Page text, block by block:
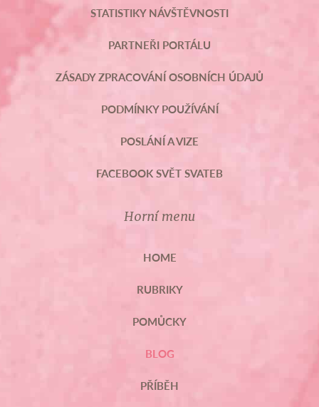
STATISTIKY NÁVŠTĚVNOSTI
PARTNEŘI PORTÁLU
ZÁSADY ZPRACOVÁNÍ OSOBNÍCH ÚDAJŮ
PODMÍNKY POUŽÍVÁNÍ
POSLÁNÍ A VIZE
FACEBOOK SVĚT SVATEB
Horní menu
HOME
RUBRIKY
POMŮCKY
BLOG
PŘÍBĚH